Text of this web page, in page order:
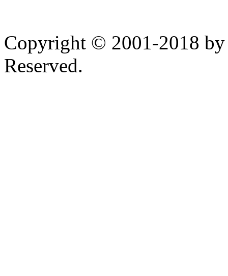
Copyright © 2001-2018
Reserved.